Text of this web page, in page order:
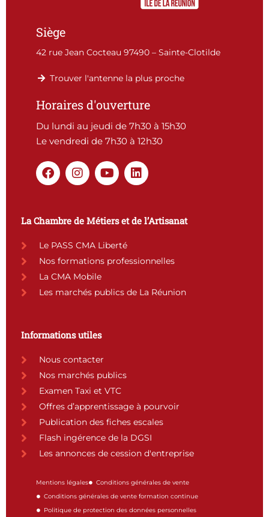
Siège
42 rue Jean Cocteau 97490 – Sainte-Clotilde
Trouver l'antenne la plus proche
Horaires d'ouverture
Du lundi au jeudi de 7h30 à 15h30
Le vendredi de 7h30 à 12h30
F
a
o
o
k
I
n
a
g
r
a
m
Y
o
b
e
L
i
e
d
La Chambre de Métiers et de l’Artisanat
Le PASS CMA Liberté
Nos formations professionnelles
La CMA Mobile
Les marchés publics de La Réunion
Informations utiles
Nous contacter
Nos marchés publics
Examen Taxi et VTC
Offres d’apprentissage à pourvoir
Publication des fiches escales
Flash ingérence de la DGSI
Les annonces de cession d'entreprise
Mentions légales
Conditions générales de vente
Conditions générales de vente formation continue
Politique de protection des données personnelles